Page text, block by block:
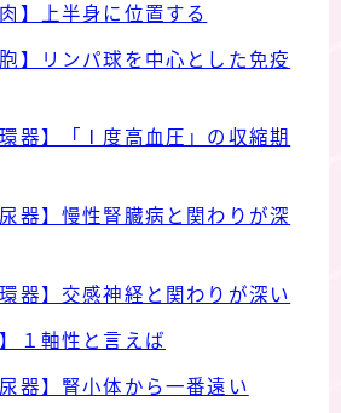
】上半身に位置する
】リンパ球を中心とした免疫
器】「Ⅰ度高血圧」の収縮期
器】慢性腎臓病と関わりが深
器】交感神経と関わりが深い
１軸性と言えば
器】腎小体から一番遠い